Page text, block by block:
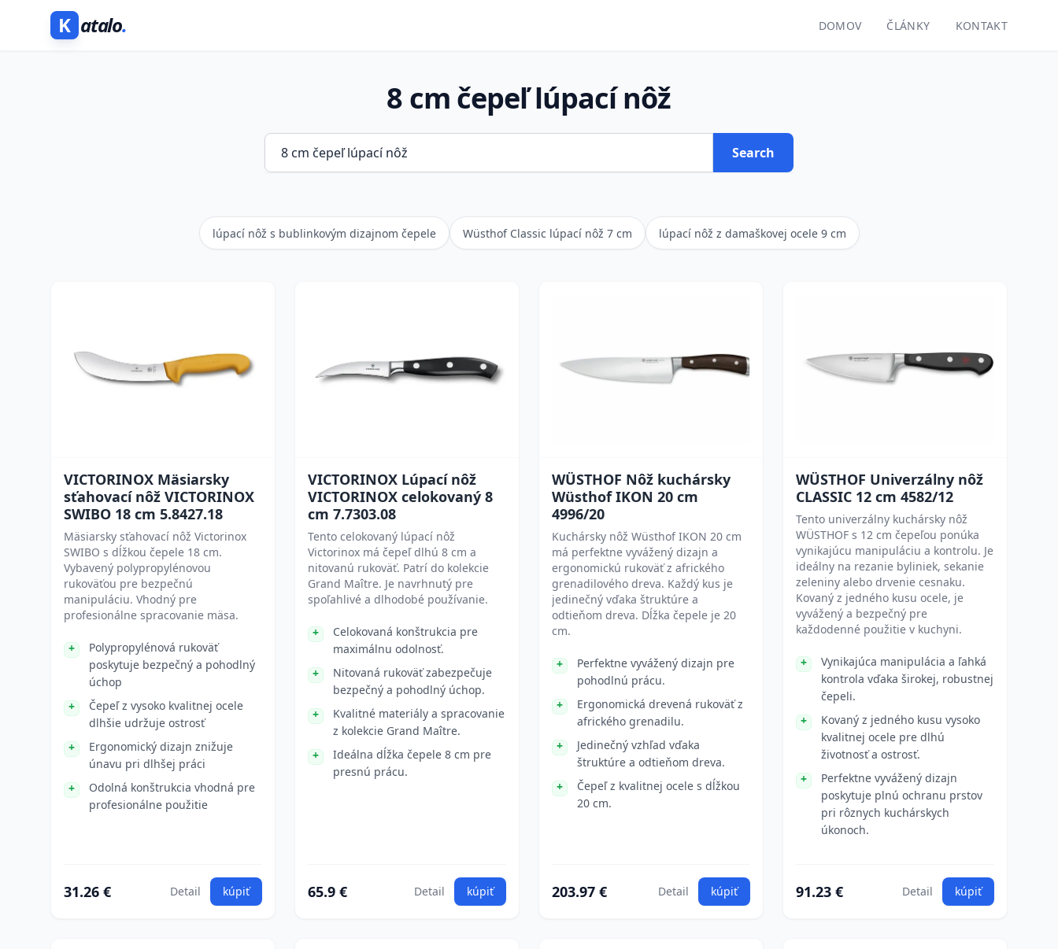
K atalo. DOMOV ČLÁNKY KONTAKT
8 cm čepeľ lúpací nôž
Search
lúpací nôž s bublinkovým dizajnom čepele Wüsthof Classic lúpací nôž 7 cm lúpací nôž z damaškovej ocele 9 cm
VICTORINOX Mäsiarsky
sťahovací nôž VICTORINOX
SWIBO 18 cm 5.8427.18
Mäsiarsky sťahovací nôž Victorinox
SWIBO s dĺžkou čepele 18 cm.
Vybavený polypropylénovou
rukoväťou pre bezpečnú
manipuláciu. Vhodný pre
profesionálne spracovanie mäsa.
Polypropylénová rukoväť
poskytuje bezpečný a pohodlný
úchop
Čepeľ z vysoko kvalitnej ocele
dlhšie udržuje ostrosť
Ergonomický dizajn znižuje
únavu pri dlhšej práci
Odolná konštrukcia vhodná pre
profesionálne použitie
31.26 € Detail kúpiť
VICTORINOX Lúpací nôž
VICTORINOX celokovaný 8
cm 7.7303.08
Tento celokovaný lúpací nôž
Victorinox má čepeľ dlhú 8 cm a
nitovanú rukoväť. Patrí do kolekcie
Grand Maître. Je navrhnutý pre
spoľahlivé a dlhodobé používanie.
Celokovaná konštrukcia pre
maximálnu odolnosť.
Nitovaná rukoväť zabezpečuje
bezpečný a pohodlný úchop.
Kvalitné materiály a spracovanie
z kolekcie Grand Maître.
Ideálna dĺžka čepele 8 cm pre
presnú prácu.
65.9 € Detail kúpiť
WÜSTHOF Nôž kuchársky
Wüsthof IKON 20 cm
4996/20
Kuchársky nôž Wüsthof IKON 20 cm
má perfektne vyvážený dizajn a
ergonomickú rukoväť z afrického
grenadilového dreva. Každý kus je
jedinečný vďaka štruktúre a
odtieňom dreva. Dĺžka čepele je 20
cm.
Perfektne vyvážený dizajn pre
pohodlnú prácu.
Ergonomická drevená rukoväť z
afrického grenadilu.
Jedinečný vzhľad vďaka
štruktúre a odtieňom dreva.
Čepeľ z kvalitnej ocele s dĺžkou
20 cm.
203.97 € Detail kúpiť
WÜSTHOF Univerzálny nôž
CLASSIC 12 cm 4582/12
Tento univerzálny kuchársky nôž
WÜSTHOF s 12 cm čepeľou ponúka
vynikajúcu manipuláciu a kontrolu. Je
ideálny na rezanie byliniek, sekanie
zeleniny alebo drvenie cesnaku.
Kovaný z jedného kusu ocele, je
vyvážený a bezpečný pre
každodenné použitie v kuchyni.
Vynikajúca manipulácia a ľahká
kontrola vďaka širokej, robustnej
čepeli.
Kovaný z jedného kusu vysoko
kvalitnej ocele pre dlhú
životnosť a ostrosť.
Perfektne vyvážený dizajn
poskytuje plnú ochranu prstov
pri rôznych kuchárskych
úkonoch.
91.23 € Detail kúpiť